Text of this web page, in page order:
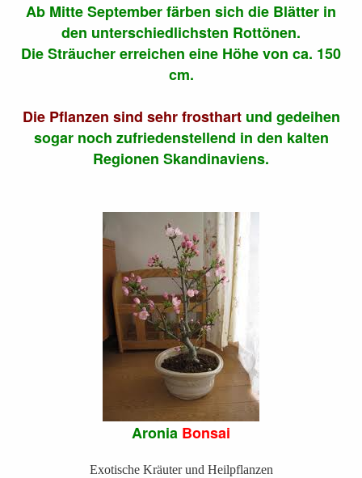
Ab Mitte September färben sich die Blätter in
den unterschiedlichsten Rottönen.
Die Sträucher erreichen eine Höhe von ca. 150
cm.
Die Pflanzen sind sehr frosthartund gedeihen
sogar noch zufriedenstellend in den kalten
Regionen Skandinaviens.
Aronia Bonsai
Exotische Kräuter und Heilpflanzen